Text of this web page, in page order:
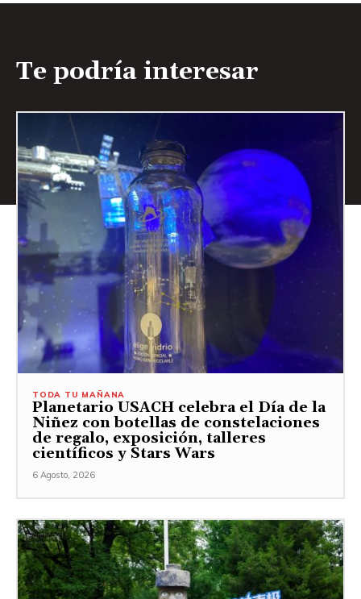
Te podría interesar
TODA TU MAÑANA
Planetario USACH celebra el Día de la
Niñez con botellas de constelaciones
de regalo, exposición, talleres
científicos y Stars Wars
6 Agosto, 2026